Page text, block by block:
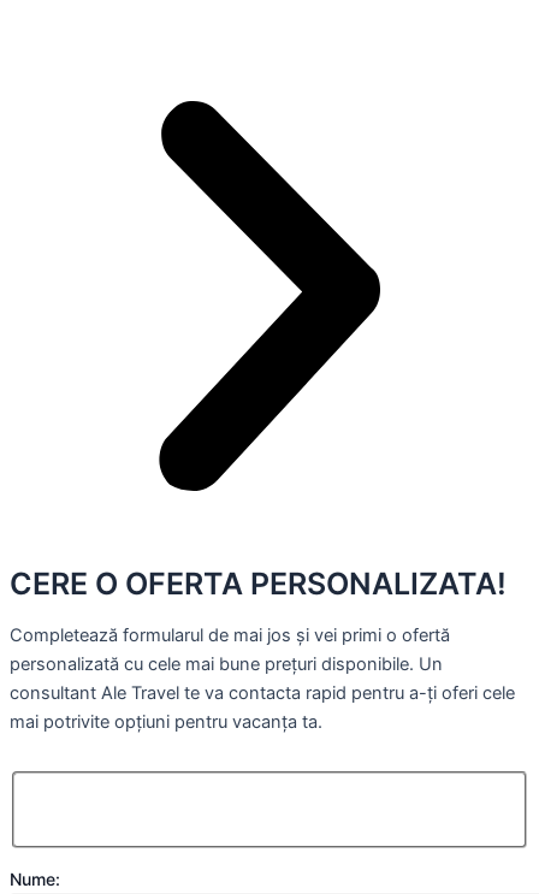
CERE O OFERTA PERSONALIZATA!
Completează formularul de mai jos și vei primi o ofertă
personalizată cu cele mai bune prețuri disponibile. Un
consultant Ale Travel te va contacta rapid pentru a-ți oferi cele
mai potrivite opțiuni pentru vacanța ta.
Nume: